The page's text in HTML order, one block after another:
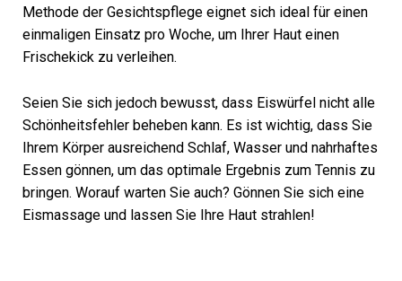
Methode der Gesichtspflege eignet sich ideal für einen
einmaligen Einsatz pro Woche, um Ihrer Haut einen
Frischekick zu verleihen.
Seien Sie sich jedoch bewusst, dass Eiswürfel nicht alle
Schönheitsfehler beheben kann. Es ist wichtig, dass Sie
Ihrem Körper ausreichend Schlaf, Wasser und nahrhaftes
Essen gönnen, um das optimale Ergebnis zum Tennis zu
bringen. Worauf warten Sie auch? Gönnen Sie sich eine
Eismassage und lassen Sie Ihre Haut strahlen!